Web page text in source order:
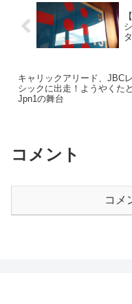
の20 父キタサンブラ...
キャリックアリード、JBC
シックに出走！ようやくた
Jpn1の舞台
コメント
コメ